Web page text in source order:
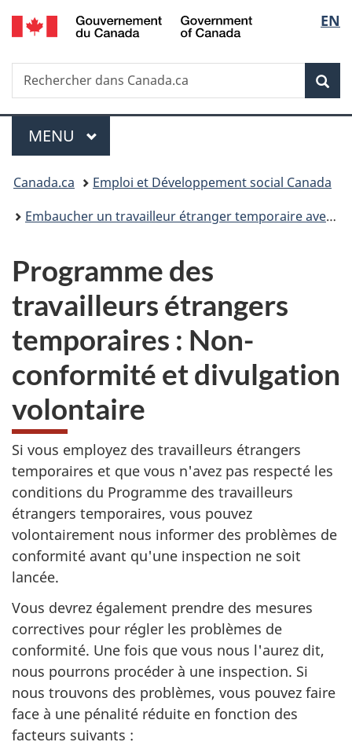
Passer
au
principal
Passer
à
Au
du
Passer
à
version
simplifiée
de
la
EN
Recherche
Rechercher
dans
Menu
MENU PRINCIPAL
Vous
êtes
Canada.ca
Emploi et Développement social Canada
Embaucher un travailleur étranger temporaire avec une évaluation d'impact sur le marché du travail
Programme des
travailleurs étrangers
temporaires : Non-
conformité et divulgation
volontaire
Si vous employez des travailleurs étrangers
temporaires et que vous n'avez pas respecté les
conditions du Programme des travailleurs
étrangers temporaires, vous pouvez
volontairement nous informer des problèmes de
conformité avant qu'une inspection ne soit
lancée.
Vous devrez également prendre des mesures
correctives pour régler les problèmes de
conformité. Une fois que vous nous l'aurez dit,
nous pourrons procéder à une inspection. Si
nous trouvons des problèmes, vous pouvez faire
face à une pénalité réduite en fonction des
facteurs suivants :